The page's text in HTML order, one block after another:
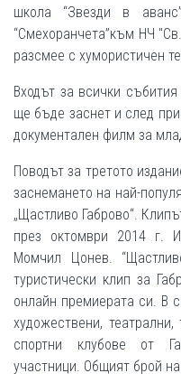
школа “Звезди в
“Смехоранчета”към НЧ
разсмее с хумористичен
Входът за всички
ще бъде заснет и след
документален филм за
Поводът за третото
заснемането на най-
„Щастливо Габрово“.
през октомври 2014 г.
Момчил Цонев.
туристически клип за
онлайн премиерата си. В
художествени,
спортни клубове от
участници. Общият брой